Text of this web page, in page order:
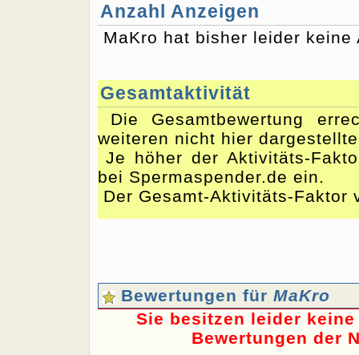
Anzahl Anzeigen
MaKro hat bisher leider
Gesamtaktivität
Die Gesamtbewertung
weiteren nicht hier
Je höher der Aktivitäts-
bei Spermaspender.de ein.
Der Gesamt-Aktivitäts-
Bewertungen für MaKro
Sie besitzen leider
Bewertungen der